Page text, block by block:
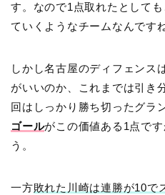
す。なので1点取れたとして
ていくようなチームなんですね
しかし名古屋のディフェンス
がいいのか、これまでは引き
回はしっかり勝ち切ったグラ
ゴールがこの価値ある1点で
う。
一方敗れた川崎は連勝が10で